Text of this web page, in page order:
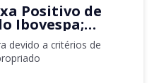
Positivo de
Ibovespa;
da carteira
devido a critérios de